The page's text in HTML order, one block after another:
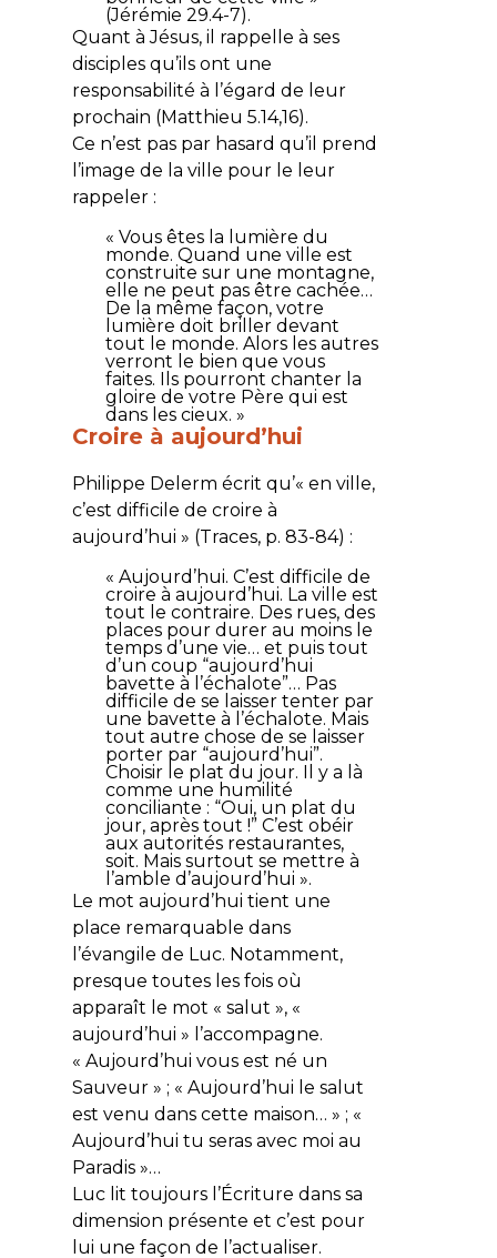
(Jérémie 29.4-7).
Quant à Jésus, il rappelle à ses
disciples qu’ils ont une
responsabilité à l’égard de leur
prochain (Matthieu 5.14,16).
Ce n’est pas par hasard qu’il prend
l’image de la ville pour le leur
rappeler :
« Vous êtes la lumière du
monde. Quand une ville est
construite sur une montagne,
elle ne peut pas être cachée…
De la même façon, votre
lumière doit briller devant
tout le monde. Alors les autres
verront le bien que vous
faites. Ils pourront chanter la
gloire de votre Père qui est
dans les cieux. »
Croire à aujourd’hui
Philippe Delerm écrit qu’« en ville,
c’est difficile de croire à
aujourd’hui » (Traces, p. 83-84) :
« Aujourd’hui. C’est difficile de
croire à aujourd’hui. La ville est
tout le contraire. Des rues, des
places pour durer au moins le
temps d’une vie… et puis tout
d’un coup “aujourd’hui
bavette à l’échalote”… Pas
difficile de se laisser tenter par
une bavette à l’échalote. Mais
tout autre chose de se laisser
porter par “aujourd’hui”.
Choisir le plat du jour. Il y a là
comme une humilité
conciliante : “Oui, un plat du
jour, après tout !” C’est obéir
aux autorités restaurantes,
soit. Mais surtout se mettre à
l’amble d’aujourd’hui ».
Le mot aujourd’hui tient une
place remarquable dans
l’évangile de Luc. Notamment,
presque toutes les fois où
apparaît le mot « salut », «
aujourd’hui » l’accompagne.
« Aujourd’hui vous est né un
Sauveur» ; « Aujourd’hui le salut
est venu dans cette maison… » ; «
Aujourd’hui tu seras avec moi au
Paradis»…
Luc lit toujours l’Écriture dans sa
dimension présente et c’est pour
lui une façon de l’actualiser.